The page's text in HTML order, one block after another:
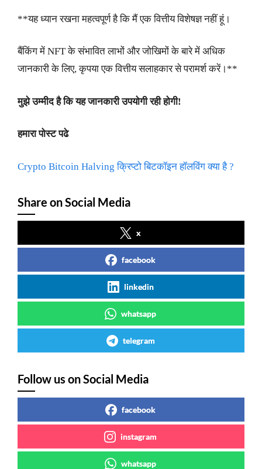
**यह ध्यान रखना महत्वपूर्ण है कि मैं एक वित्तीय विशेषज्ञ नहीं हूं।
बैंकिंग में NFT के संभावित लाभों और जोखिमों के बारे में अधिक
जानकारी के लिए, कृपया एक वित्तीय सलाहकार से परामर्श करें।**
मुझे उम्मीद है कि यह जानकारी उपयोगी रही होगी!
हमारा पोस्ट पढे
Crypto Bitcoin Halving क्रिप्टो बिटकॉइन हॉलविंग क्या है ?
Share on Social Media
x
facebook
linkedin
whatsapp
telegram
Follow us on Social Media
facebook
instagram
whatsapp